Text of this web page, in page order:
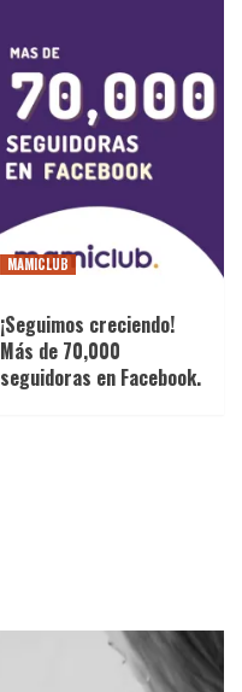
MAMICLUB
¡Seguimos creciendo!
Más de 70,000
seguidoras en Facebook.